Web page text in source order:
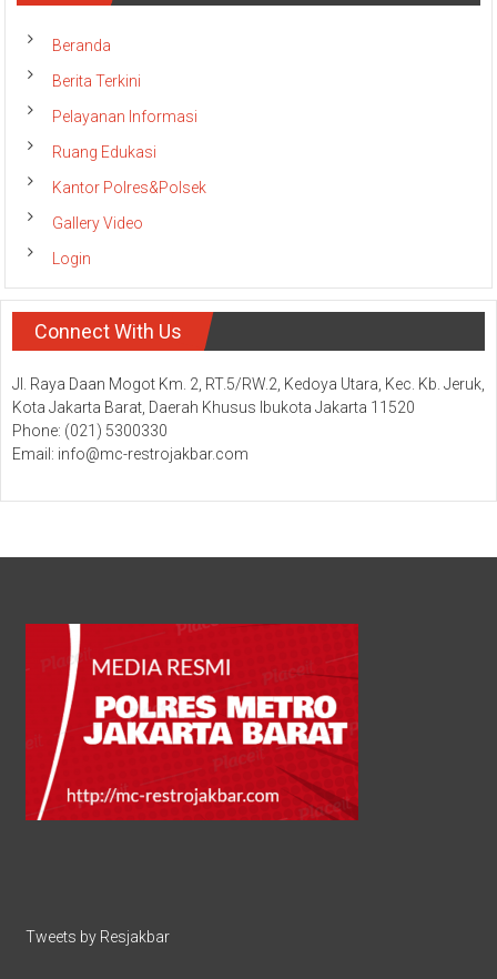
Beranda
Berita Terkini
Pelayanan Informasi
Ruang Edukasi
Kantor Polres&Polsek
Gallery Video
Login
Connect With Us
Jl. Raya Daan Mogot Km. 2, RT.5/RW.2, Kedoya Utara, Kec. Kb. Jeruk,
Kota Jakarta Barat, Daerah Khusus Ibukota Jakarta 11520
Phone: (021) 5300330
Email: info@mc-restrojakbar.com
Tweets by Resjakbar